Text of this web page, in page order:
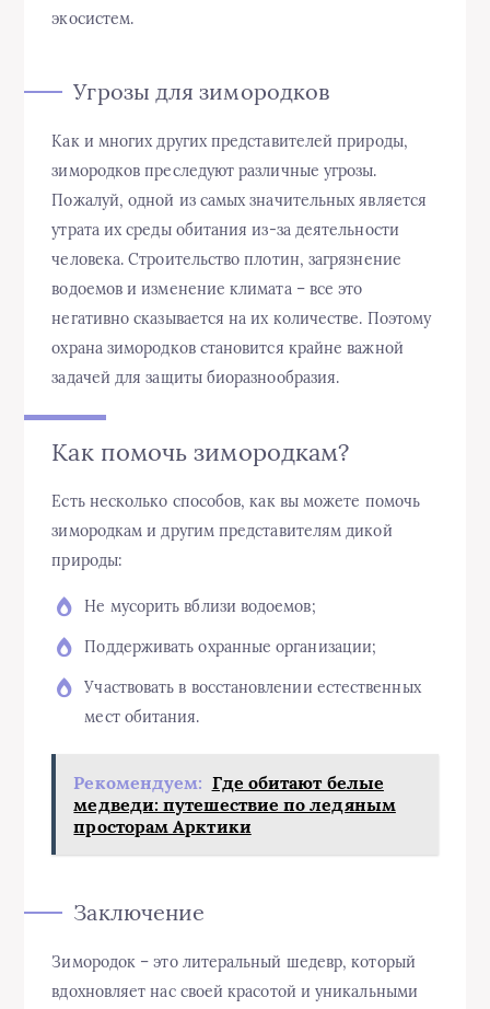
экосистем.
Угрозы для зимородков
Как и многих других представителей природы,
зимородков преследуют различные угрозы.
Пожалуй, одной из самых значительных является
утрата их среды обитания из-за деятельности
человека. Строительство плотин, загрязнение
водоемов и изменение климата – все это
негативно сказывается на их количестве. Поэтому
охрана зимородков становится крайне важной
задачей для защиты биоразнообразия.
Как помочь зимородкам?
Есть несколько способов, как вы можете помочь
зимородкам и другим представителям дикой
природы:
Не мусорить вблизи водоемов;
Поддерживать охранные организации;
Участвовать в восстановлении естественных
мест обитания.
Рекомендуем: Где обитают белые
медведи: путешествие по ледяным
просторам Арктики
Заключение
Зимородок – это литеральный шедевр, который
вдохновляет нас своей красотой и уникальными